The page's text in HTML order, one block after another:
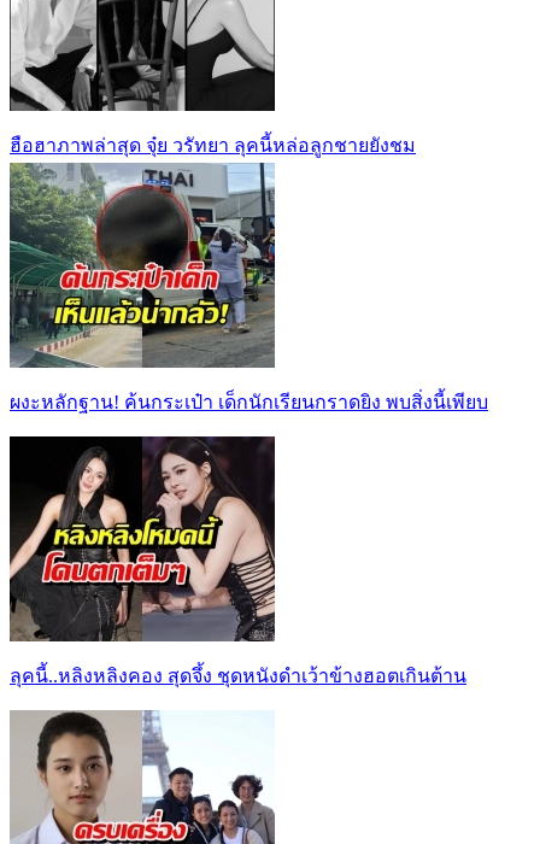
ฮือฮาภาพล่าสุด จุ๋ย วรัทยา ลุคนี้หล่อลูกชายยังชม
ผงะหลักฐาน! ค้นกระเป๋า เด็กนักเรียนกราดยิง พบสิ่งนี้เพียบ
ลุคนี้..หลิงหลิงคอง สุดจึ้ง ชุดหนังดำเว้าข้างฮอตเกินต้าน